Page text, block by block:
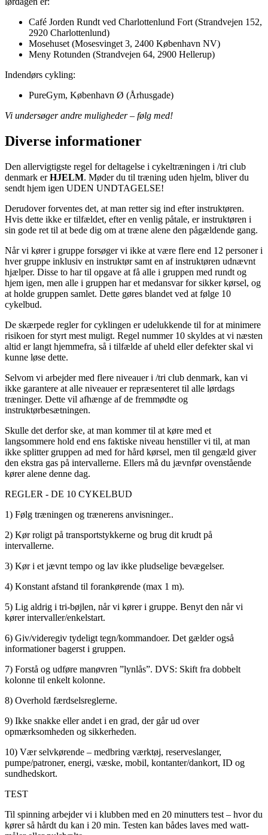
Café Jorden Rundt ved Charlottenlund Fort (Strandvejen 152,
2920 Charlottenlund)
Mosehuset (Mosesvinget 3, 2400 København NV)
Meny Rotunden (Strandvejen 64, 2900 Hellerup)
Indendørs cykling:
PureGym, København Ø (Århusgade)
Vi undersøger andre muligheder – følg med!
Diverse informationer
Den allervigtigste regel for deltagelse i cykeltræningen i /tri club
denmark erHJELM. Møder du til træning uden hjelm, bliver du
sendt hjem igen UDEN UNDTAGELSE!
Derudover forventes det, at man retter sig ind efter instruktøren.
Hvis dette ikke er tilfældet, efter en venlig påtale, er instruktøren i
sin gode ret til at bede dig om at træne alene den pågældende gang.
Når vi kører i gruppe forsøger vi ikke at være flere end 12 personer i
hver gruppe inklusiv en instruktør samt en af instruktøren udnævnt
hjælper. Disse to har til opgave at få alle i gruppen med rundt og
hjem igen, men alle i gruppen har et medansvar for sikker kørsel, og
at holde gruppen samlet. Dette gøres blandet ved at følge 10
cykelbud.
De skærpede regler for cyklingen er udelukkende til for at minimere
risikoen for styrt mest muligt. Regel nummer 10 skyldes at vi næsten
altid er langt hjemmefra, så i tilfælde af uheld eller defekter skal vi
kunne løse dette.
Selvom vi arbejder med flere niveauer i /tri club denmark, kan vi
ikke garantere at alle niveauer er repræsenteret til alle lørdags
træninger. Dette vil afhænge af de fremmødte og
instruktørbesætningen.
Skulle det derfor ske, at man kommer til at køre med et
langsommere hold end ens faktiske niveau henstiller vi til, at man
ikke splitter gruppen ad med for hård kørsel, men til gengæld giver
den ekstra gas på intervallerne. Ellers må du jævnfør ovenstående
kører alene denne dag.
REGLER - DE 10 CYKELBUD
1) Følg træningen og trænerens anvisninger..
2) Kør roligt på transportstykkerne og brug dit krudt på
intervallerne.
3) Kør i et jævnt tempo og lav ikke pludselige bevægelser.
4) Konstant afstand til forankørende (max 1 m).
5) Lig aldrig i tri-bøjlen, når vi kører i gruppe. Benyt den når vi
kører intervaller/enkelstart.
6) Giv/videregiv tydeligt tegn/kommandoer. Det gælder også
informationer bagerst i gruppen.
7) Forstå og udføre manøvren ”lynlås”. DVS: Skift fra dobbelt
kolonne til enkelt kolonne.
8) Overhold færdselsreglerne.
9) Ikke snakke eller andet i en grad, der går ud over
opmærksomheden og sikkerheden.
10) Vær selvkørende – medbring værktøj, reserveslanger,
pumpe/patroner, energi, væske, mobil, kontanter/dankort, ID og
sundhedskort.
TEST
Til spinning arbejder vi i klubben med en 20 minutters test – hvor du
kører så hårdt du kan i 20 min. Testen kan bådes laves med watt-